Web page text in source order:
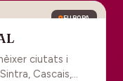
EUROPA
ciutats i
Cascais,